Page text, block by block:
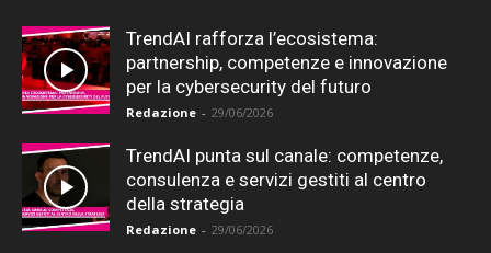
TrendAI rafforza l’ecosistema:
partnership, competenze e innovazione
per la cybersecurity del futuro
Redazione - 29/06/2026
TrendAI punta sul canale: competenze,
consulenza e servizi gestiti al centro
della strategia
Redazione - 29/06/2026